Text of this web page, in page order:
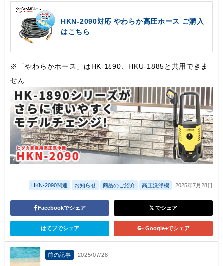
HKN-2090対応 やわらか高圧ホース ご購入
はこちら
※「やわらかホース」はHK-1890、HKU-1885と共用できま
せん
HKN-2090関連 お知らせ 商品のご紹介 高圧洗浄機 2025年7月28日
Facebookでシェア でシェア
はてブでシェア Google+でシェア
前の記事 2025/07/28